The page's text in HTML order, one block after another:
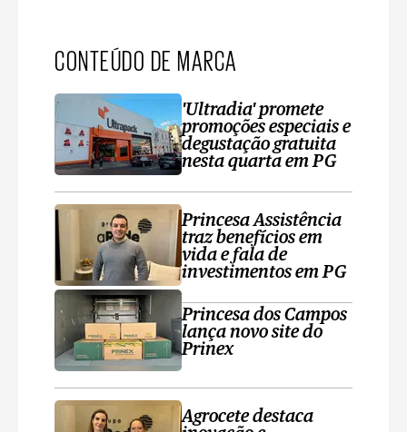
CONTEÚDO DE MARCA
'Ultradia' promete
promoções especiais e
degustação gratuita
nesta quarta em PG
Princesa Assistência
traz benefícios em
vida e fala de
investimentos em PG
Princesa dos Campos
lança novo site do
Prinex
Agrocete destaca